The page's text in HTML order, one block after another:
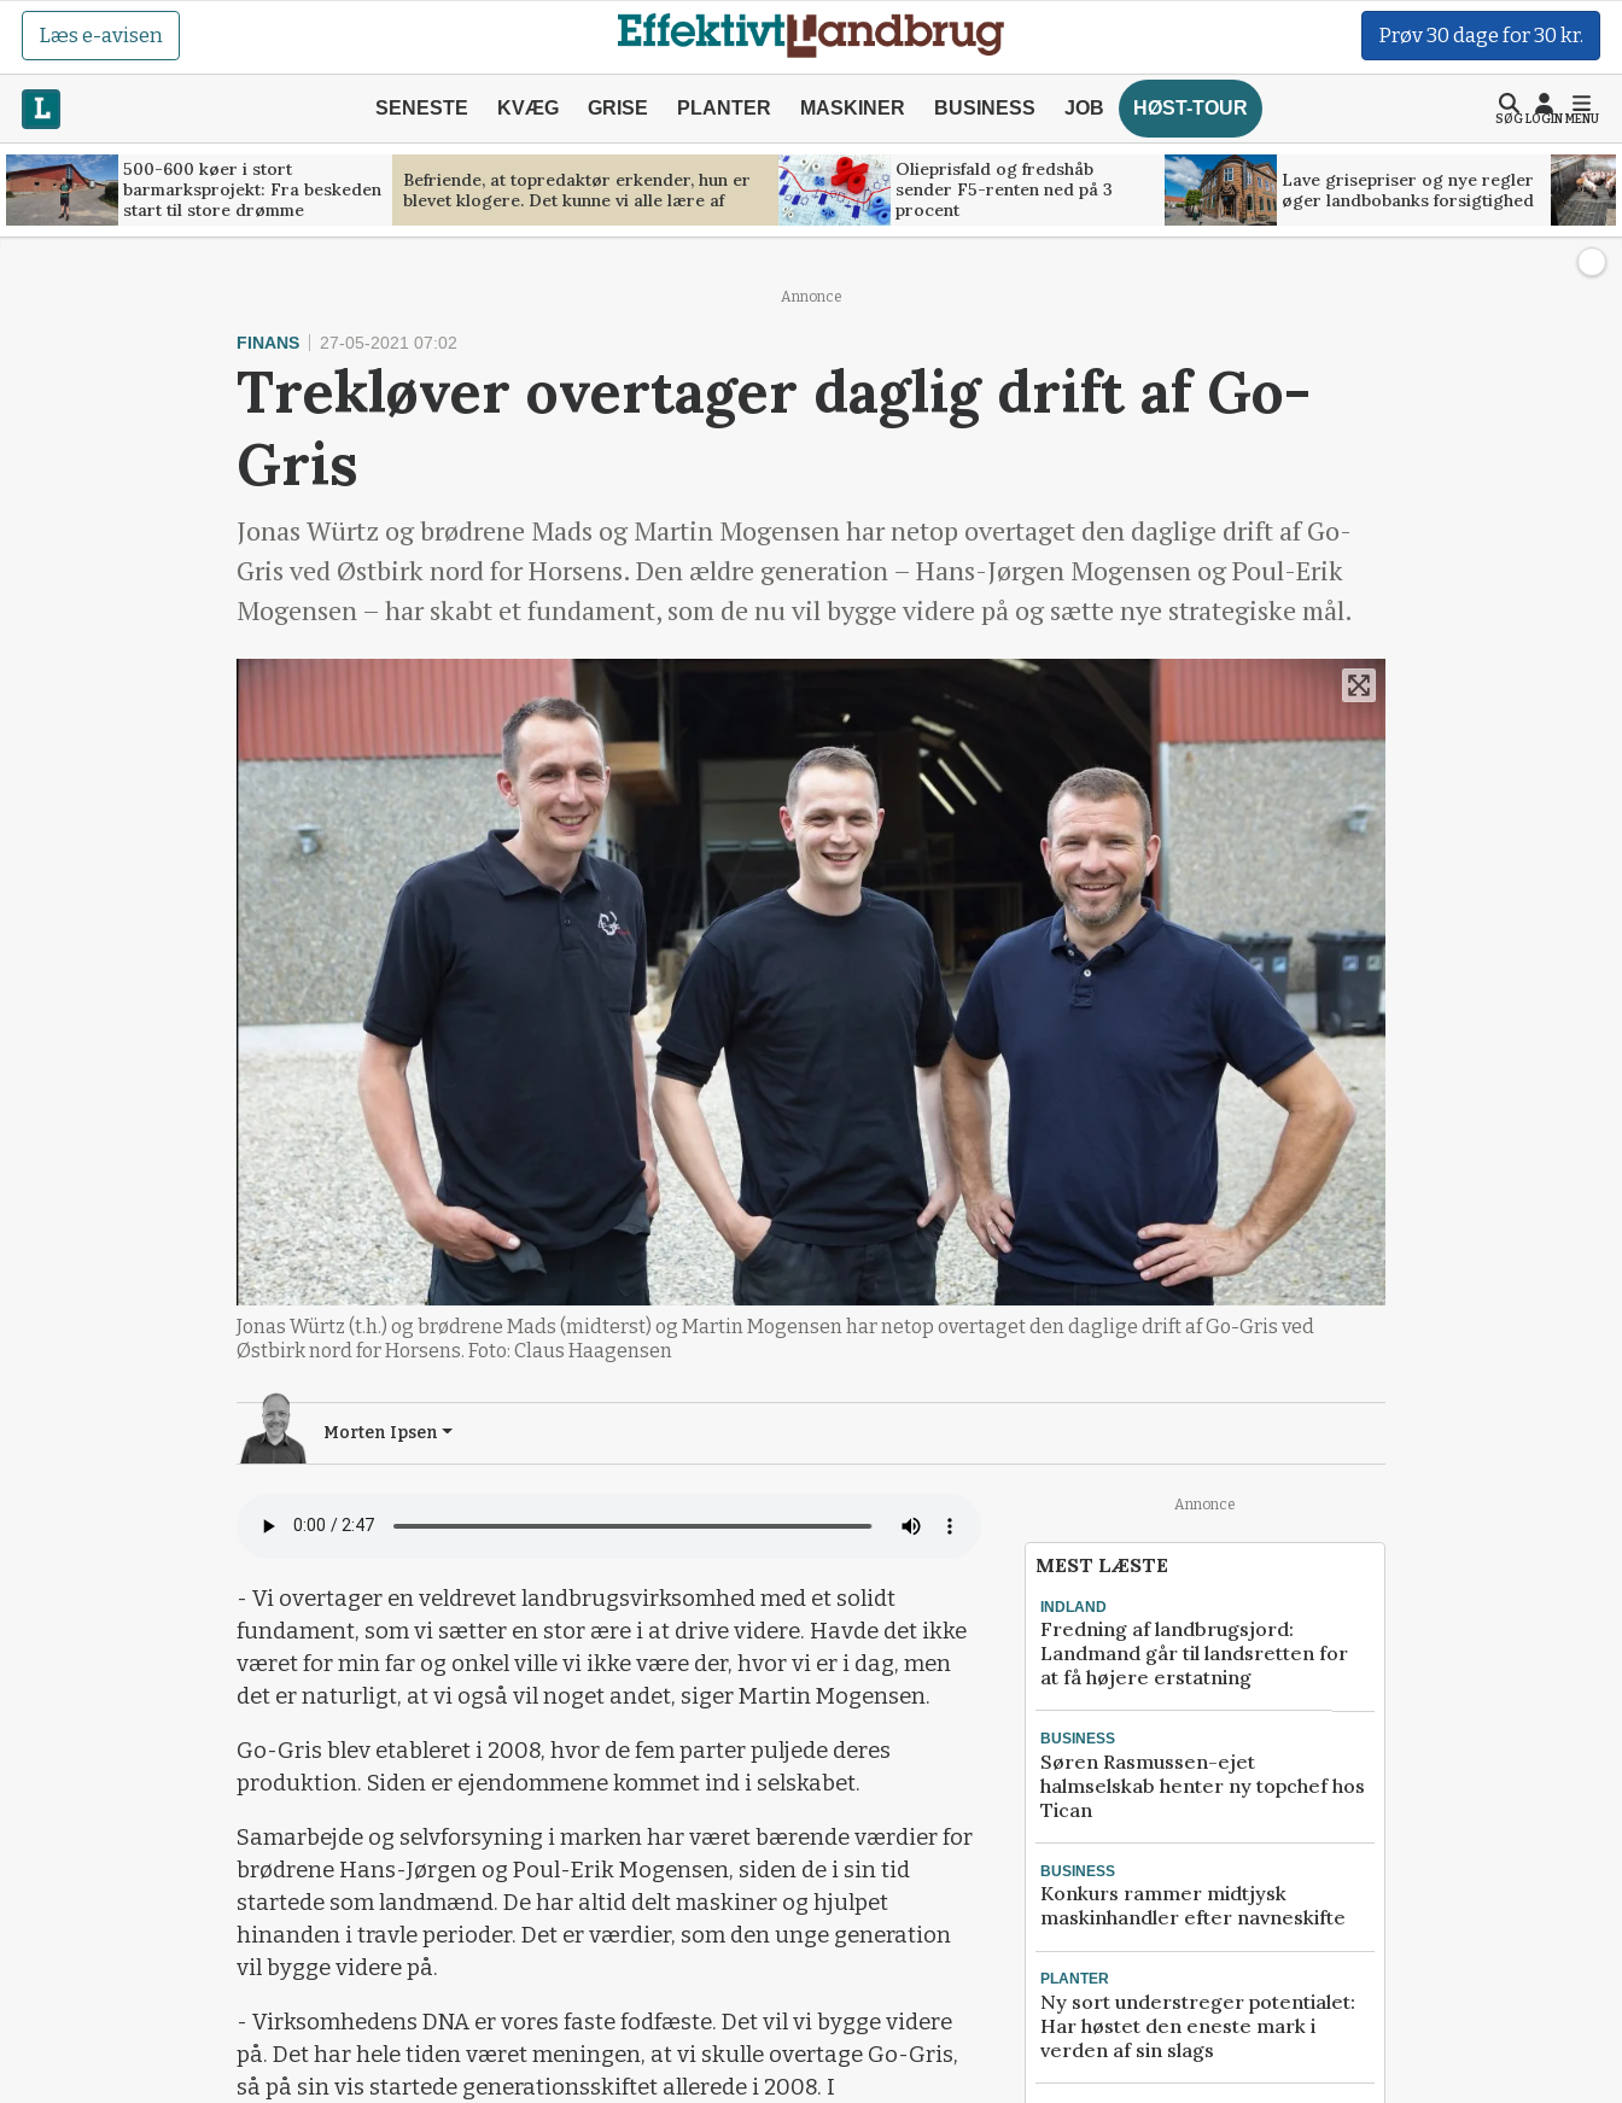
Læs e-avisen Prøv 30 dage for 30 kr.
SENESTE KVÆG GRISE PLANTER MASKINER BUSINESS JOB HØST-TOUR
SØGLOGINMENU
500-600 køer i stort
barmarksprojekt: Fra beskeden
start til store drømme
Befriende, at topredaktør erkender, hun er
blevet klogere. Det kunne vi alle lære af
Olieprisfald og fredshåb
sender F5-renten ned på 3
procent
Lave grisepriser og nye regler
øger landbobanks forsigtighed
Annonce
FINANS 27-05-2021 07:02
Trekløver overtager daglig drift af Go-
Gris
Jonas Würtz og brødrene Mads og Martin Mogensen har netop overtaget den daglige drift af Go-
Gris ved Østbirk nord for Horsens. Den ældre generation – Hans-Jørgen Mogensen og Poul-Erik
Mogensen – har skabt et fundament, som de nu vil bygge videre på og sætte nye strategiske mål.
Jonas Würtz (t.h.) og brødrene Mads (midterst) og Martin Mogensen har netop overtaget den daglige drift af Go-Gris ved
Østbirk nord for Horsens. Foto: Claus Haagensen
Morten Ipsen
- Vi overtager en veldrevet landbrugsvirksomhed med et solidt
fundament, som vi sætter en stor ære i at drive videre. Havde det ikke
været for min far og onkel ville vi ikke være der, hvor vi er i dag, men
det er naturligt, at vi også vil noget andet, siger Martin Mogensen.
Go-Gris blev etableret i 2008, hvor de fem parter puljede deres
produktion. Siden er ejendommene kommet ind i selskabet.
Samarbejde og selvforsyning i marken har været bærende værdier for
brødrene Hans-Jørgen og Poul-Erik Mogensen, siden de i sin tid
startede som landmænd. De har altid delt maskiner og hjulpet
hinanden i travle perioder. Det er værdier, som den unge generation
vil bygge videre på.
- Virksomhedens DNA er vores faste fodfæste. Det vil vi bygge videre
på. Det har hele tiden været meningen, at vi skulle overtage Go-Gris,
så på sin vis startede generationsskiftet allerede i 2008. I
Annonce
MEST LÆSTE
INDLAND
Fredning af landbrugsjord:
Landmand går til landsretten for
at få højere erstatning
BUSINESS
Søren Rasmussen-ejet
halmselskab henter ny topchef hos
Tican
BUSINESS
Konkurs rammer midtjysk
maskinhandler efter navneskifte
PLANTER
Ny sort understreger potentialet:
Har høstet den eneste mark i
verden af sin slags